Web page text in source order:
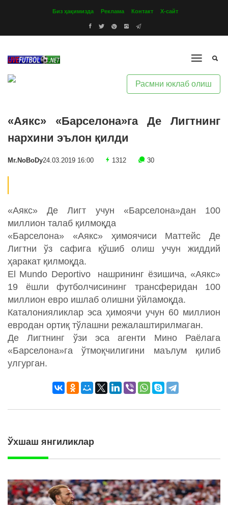
Биз ҳақимизда Реклама Контакт Х-сайт
Расмни юклаб олиш
«Аякс» «Барселона»га Де Лигтнинг
нархини эълон қилди
Mr.NoBoDy24.03.2019 16:00 1312 30
«Аякс» Де Лигт учун «Барселона»дан 100
миллион талаб қилмоқда
«Барселона» «Аякс» ҳимоячиси Маттейс Де
Лигтни ўз сафига қўшиб олиш учун жиддий
ҳаракат қилмоқда.
El Mundo Deportivo нашрининг ёзишича, «Аякс»
19 ёшли футболчисининг трансферидан 100
миллион евро ишлаб олишни ўйламоқда.
Каталонияликлар эса ҳимоячи учун 60 миллион
евродан ортиқ тўлашни режалаштирилмаган.
Де Лигтнинг ўзи эса агенти Мино Раёлага
«Барселона»га ўтмоқчилигини маълум қилиб
улгурган.
Ўхшаш янгиликлар